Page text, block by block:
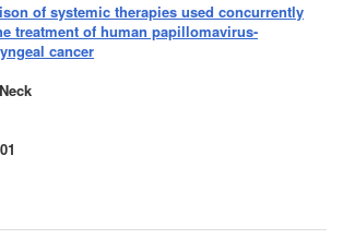
of systemic therapies used concurrently
treatment of human papillomavirus-
cancer